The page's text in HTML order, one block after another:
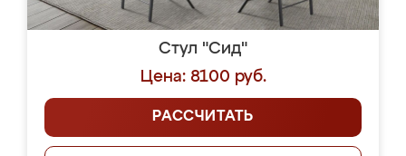
Стул "Сид"
Цена: 8100 руб.
РАССЧИТАТЬ